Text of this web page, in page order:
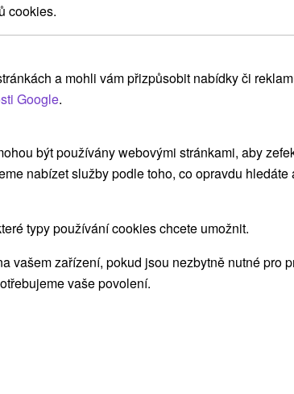
vstupem do krytého bazénu a
ceně.
NEJDRAŽŠÍ PODLE HODNOCENÍ
cookies.
a mohli vám přizpůsobit nabídky či
Google.
být používány webovými stránkami, aby
nabízet služby podle toho, co opravdu hledáte
typy používání cookies chcete umožnit.
vašem zařízení, pokud jsou nezbytně nutné pro
vaše povolení.